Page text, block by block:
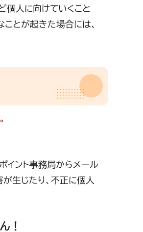
個人に向けていくこと
とが起きた場合には、
イント事務局からメール
生じたり、不正に個人
！